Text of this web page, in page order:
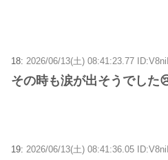
18: 2026/06/13(土) 08:41:23.77
その時も涙が出そうでした
19: 2026/06/13(土) 08:41:36.05